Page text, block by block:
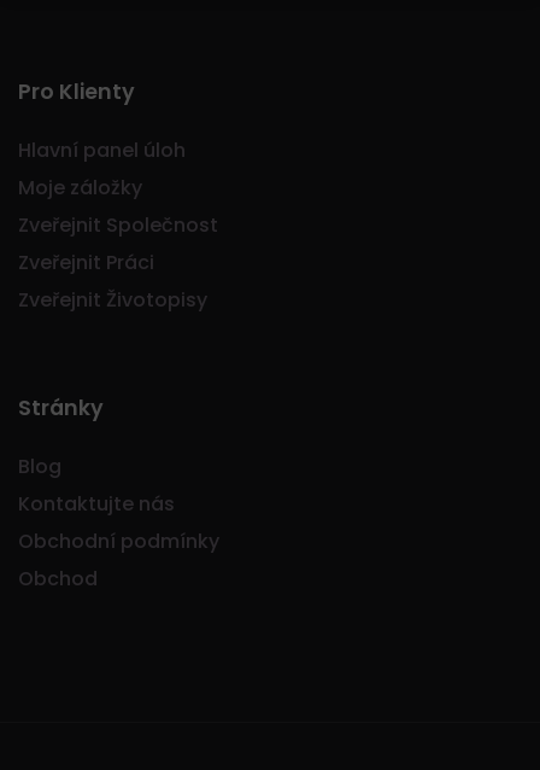
Pro Klienty
Hlavní panel úloh
Moje záložky
Zveřejnit Společnost
Zveřejnit Práci
Zveřejnit Životopisy
Stránky
Blog
Kontaktujte nás
Obchodní podmínky
Obchod